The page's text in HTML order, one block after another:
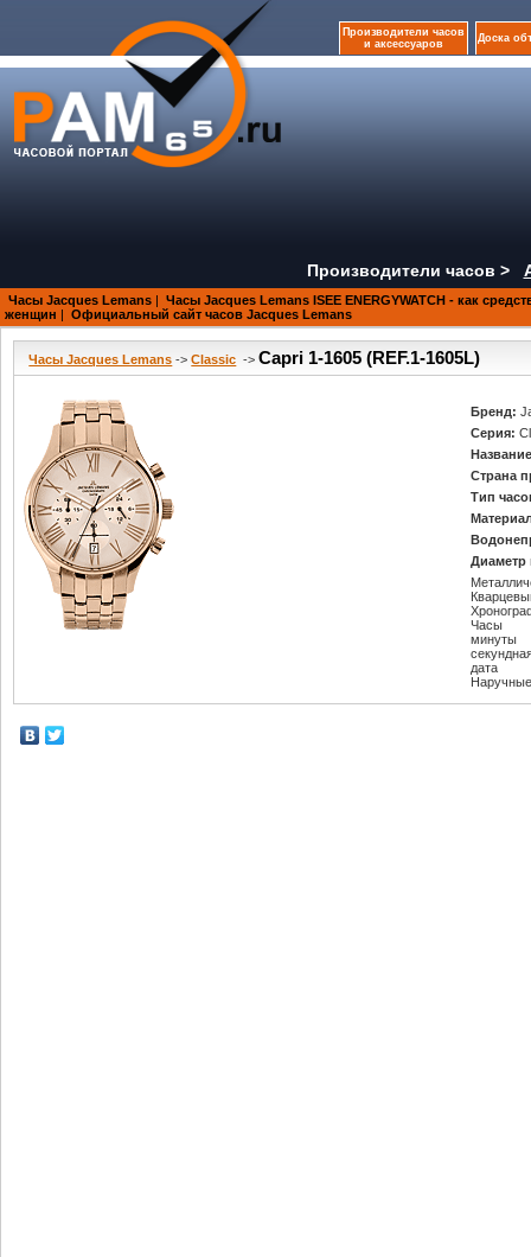
Производители часов
и аксессуаров
Доска
Производители часов >
Часы Jacques Lemans | Часы Jacques Lemans ISEE ENERGYWATCH - как
женщин | Официальный сайт часов Jacques Lemans
Часы Jacques Lemans ->Classic ->Capri 1-1605 (REF.1-1605L)
Бренд:
Серия:
Страна
Тип
Диаметр
Часы
минуты
дата